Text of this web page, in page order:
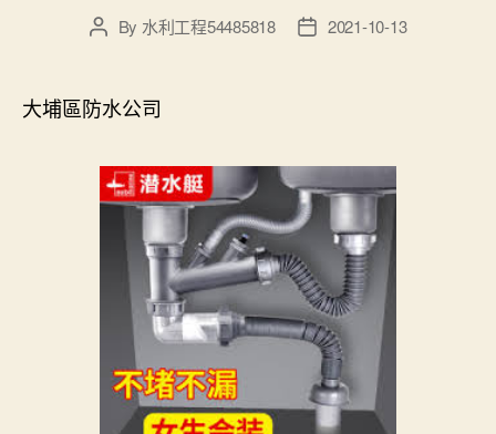
PostBy 水利工程54485818
Post2021-10-13
大埔區防水公司